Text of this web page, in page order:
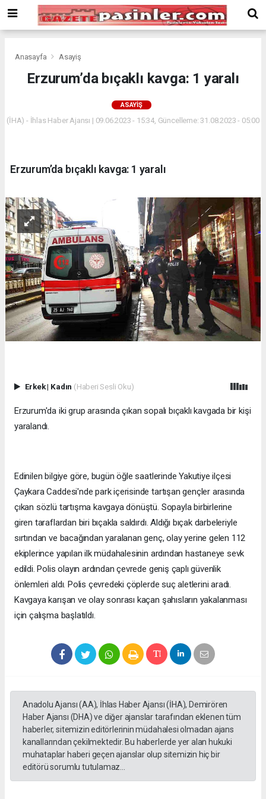
Bonusu
Veren
deneme
bonus
Bonus
Anasayfa Asayiş
Erzurum’da bıçaklı kavga: 1 yaralı
ASAYIŞ
(İHA) - İhlas Haber Ajansı | 09.06.2023 - 15:34, Güncelleme: 31.08.2023 - 05:00
Erzurum’da bıçaklı kavga: 1 yaralı
Erkek| Kadın (Haberi Sesli Oku)
Erzurum'da iki grup arasında çıkan sopalı bıçaklı kavgada bir kişi
yaralandı.
Edinilen bilgiye göre, bugün öğle saatlerinde Yakutiye ilçesi
Çaykara Caddesi'nde park içerisinde tartışan gençler arasında
çıkan sözlü tartışma kavgaya dönüştü. Sopayla birbirlerine
giren taraflardan biri bıçakla saldırdı. Aldığı bıçak darbeleriyle
sırtından ve bacağından yaralanan genç, olay yerine gelen 112
ekiplerince yapılan ilk müdahalesinin ardından hastaneye sevk
edildi. Polis olayın ardından çevrede geniş çaplı güvenlik
önlemleri aldı. Polis çevredeki çöplerde suç aletlerini aradı.
Kavgaya karışan ve olay sonrası kaçan şahısların yakalanması
için çalışma başlatıldı.
Anadolu Ajansı (AA), İhlas Haber Ajansı (İHA), Demirören
Haber Ajansı (DHA) ve diğer ajanslar tarafından eklenen tüm
haberler, sitemizin editörlerinin müdahalesi olmadan ajans
kanallarından çekilmektedir. Bu haberlerde yer alan hukuki
muhataplar haberi geçen ajanslar olup sitemizin hiç bir
editörü sorumlu tutulamaz...